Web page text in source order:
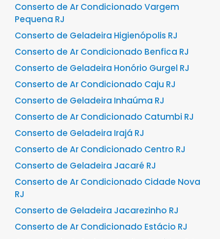
Conserto de Ar Condicionado Vargem
Pequena RJ
Conserto de Geladeira Higienópolis RJ
Conserto de Ar Condicionado Benfica RJ
Conserto de Geladeira Honório Gurgel RJ
Conserto de Ar Condicionado Caju RJ
Conserto de Geladeira Inhaúma RJ
Conserto de Ar Condicionado Catumbi RJ
Conserto de Geladeira Irajá RJ
Conserto de Ar Condicionado Centro RJ
Conserto de Geladeira Jacaré RJ
Conserto de Ar Condicionado Cidade Nova
RJ
Conserto de Geladeira Jacarezinho RJ
Conserto de Ar Condicionado Estácio RJ